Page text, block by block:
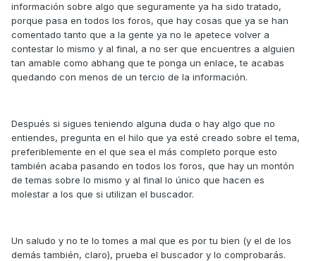
información sobre algo que seguramente ya ha sido tratado,
porque pasa en todos los foros, que hay cosas que ya se han
comentado tanto que a la gente ya no le apetece volver a
contestar lo mismo y al final, a no ser que encuentres a alguien
tan amable como abhang que te ponga un enlace, te acabas
quedando con menos de un tercio de la información.
Después si sigues teniendo alguna duda o hay algo que no
entiendes, pregunta en el hilo que ya esté creado sobre el tema,
preferiblemente en el que sea el más completo porque esto
también acaba pasando en todos los foros, que hay un montón
de temas sobre lo mismo y al final lo único que hacen es
molestar a los que si utilizan el buscador.
Un saludo y no te lo tomes a mal que es por tu bien (y el de los
demás también, claro), prueba el buscador y lo comprobarás.